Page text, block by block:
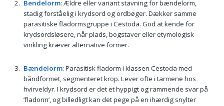
Bendelorm: Ældre eller variant stavning for bændelorm,
stadig forståelig i krydsord og ordbøger. Dækker samme
parasitiske fladormsgruppe i Cestoda. God at kende for
krydsordsløsere, når plads, bogstaver eller etymologisk
vinkling kræver alternative former.
Bændelorm: Parasitisk fladorm i klassen Cestoda med
båndformet, segmenteret krop. Lever ofte i tarmene hos
hvirveldyr. I krydsord er det et hyppigt og rammende svar på
’fladorm’, og billedligt kan det pege på en ihærdig snylter